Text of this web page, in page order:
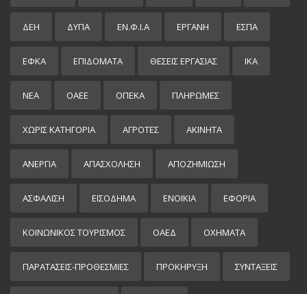
ΔΕΗ ΔΥΠΑ ΕΝ.Φ.Ι.Α ΕΡΓΑΝΗ ΕΣΠΑ
ΕΦΚΑ ΕΠΙΔΌΜΑΤΑ ΘΕΣΕΙΣ ΕΡΓΑΣΙΑΣ ΙΚΑ
ΝΕΑ ΟΑΕΕ ΟΠΕΚΑ ΠΛΗΡΩΜΕΣ
ΧΩΡΊΣ ΚΑΤΗΓΟΡΊΑ ΑΓΡΟΤΕΣ ΑΚΙΝΗΤΑ
ΑΝΕΡΓΙΑ ΑΠΑΣΧΟΛΗΣΗ ΑΠΟΖΗΜΙΩΣΗ
ΑΣΦΑΛΙΣΗ ΕΙΣΌΔΗΜΑ ΕΝΟΙΚΙΑ ΕΦΟΡΙΑ
ΚΟΙΝΩΝΙΚΟΣ ΤΟΥΡΙΣΜΟΣ ΟΑΕΔ ΟΧΗΜΑΤΑ
ΠΑΡΑΤΑΣΕΙΣ-ΠΡΟΘΕΣΜΙΕΣ ΠΡΟΚΉΡΥΞΗ ΣΥΝΤΑΞΕΙΣ